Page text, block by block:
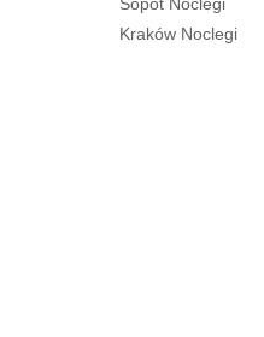
Kraków Noclegi